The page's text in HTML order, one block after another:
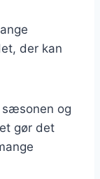
der kan
sæsonen og
gør det